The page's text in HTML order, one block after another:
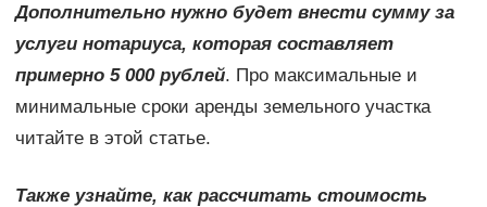
Дополнительно нужно будет внести сумму за
услуги нотариуса, которая составляет
примерно 5 000 рублей. Про максимальные и
минимальные сроки аренды земельного участка
читайте в этой статье.
Также узнайте, как рассчитать стоимость